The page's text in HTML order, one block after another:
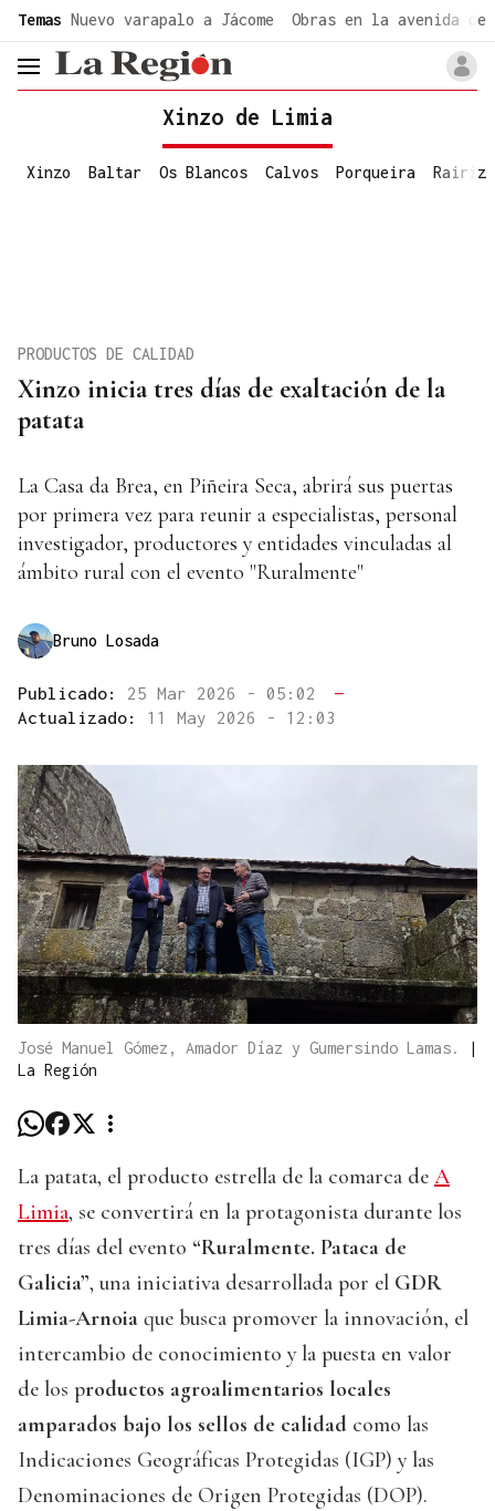
Temas Nuevo varapalo a Jácome Obras en la avenida de
header.menu.open
Xinzo de Limia
Xinzo Baltar Os Blancos Calvos Porqueira Rairiz
Xinzo inicia tres días de exaltación de la
patata
PRODUCTOS DE CALIDAD
La Casa da Brea, en Piñeira Seca, abrirá sus puertas
por primera vez para reunir a especialistas, personal
investigador, productores y entidades vinculadas al
ámbito rural con el evento "Ruralmente"
Bruno Losada
Publicado: 25 Mar 2026 - 05:02
—
Actualizado: 11 May 2026 - 12:03
José Manuel Gómez, Amador Díaz y Gumersindo Lamas.
|
La Región
La patata, el producto estrella de la comarca de A
Limia, se convertirá en la protagonista durante los
tres días del evento “Ruralmente. Pataca de
Galicia”, una iniciativa desarrollada por el GDR
Limia-Arnoia que busca promover la innovación, el
intercambio de conocimiento y la puesta en valor
de los productos agroalimentarios locales
amparados bajo los sellos de calidad como las
Indicaciones Geográficas Protegidas (IGP) y las
Denominaciones de Origen Protegidas (DOP).